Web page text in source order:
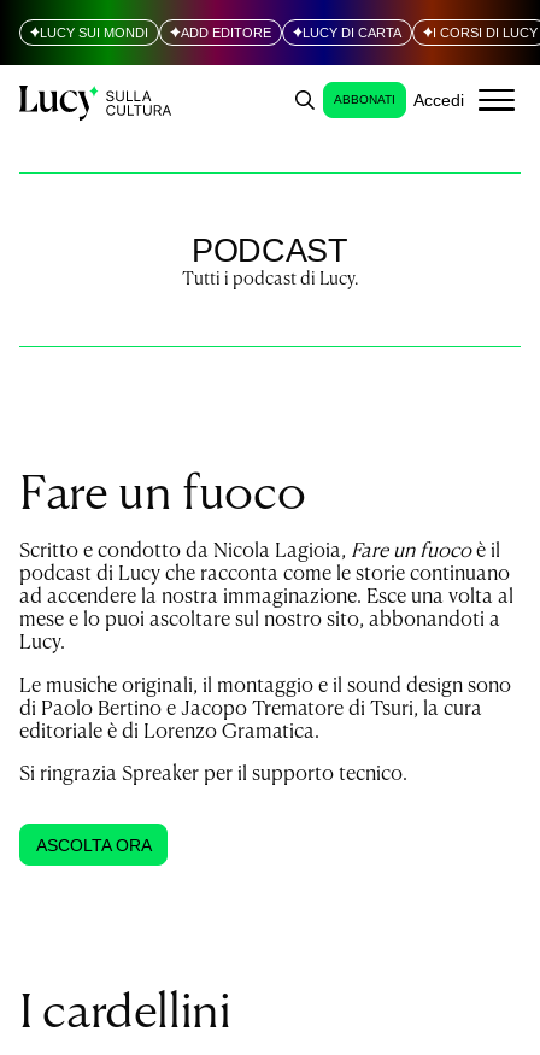
LUCY SUI MONDI ADD EDITORE LUCY DI CARTA I CORSI DI LUCY
ABBONATI Accedi
PODCAST
Tutti i podcast di Lucy.
Fare un fuoco
Scritto e condotto da Nicola Lagioia, Fare un fuocoè il
podcast di Lucy che racconta come le storie continuano
ad accendere la nostra immaginazione. Esce una volta al
mese e lo puoi ascoltare sul nostro sito, abbonandoti a
Lucy.
Le musiche originali, il montaggio e il sound design sono
di Paolo Bertino e Jacopo Trematore di Tsuri, la cura
editoriale è di Lorenzo Gramatica.
Si ringrazia Spreaker per il supporto tecnico.
ASCOLTA ORA
I cardellini